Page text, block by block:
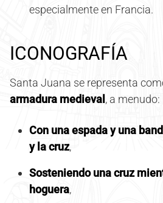
especialmente en Francia.
ICONOGRAFÍA
Santa Juana se representa
armadura medieval, a menudo:
Con una espada y una
y la cruz,
Sosteniendo una cruz
hoguera,